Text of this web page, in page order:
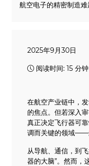
航空电子的精密制造
2025年9月30日
阅读时间: 15 分钟
在航空产业链中，
的焦点。但若深入
真正决定飞行器可
调而关键的领域——
从导航、通信，到
器的大脑”。然而，